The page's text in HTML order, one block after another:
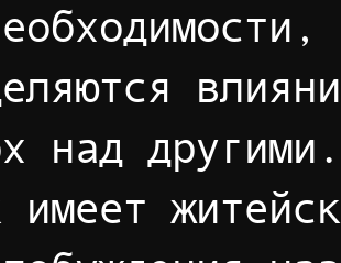
над
имеет